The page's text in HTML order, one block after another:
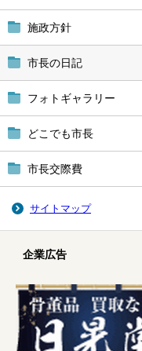
施政方針
市長の日記
フォトギャラリー
どこでも市長
市長交際費
サイトマップ
企業広告